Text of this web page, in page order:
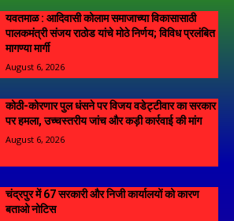
यवतमाळ : आदिवासी कोलाम समाजाच्या विकासासाठी
पालकमंत्री संजय राठोड यांचे मोठे निर्णय; विविध प्रलंबित
मागण्या मार्गी
August 6, 2026
कोठी-कोरणार पुल धंसने पर विजय वडेट्टीवार का सरकार
पर हमला, उच्चस्तरीय जांच और कड़ी कार्रवाई की मांग
August 6, 2026
चंद्रपुर में 67 सरकारी और निजी कार्यालयों को कारण
बताओ नोटिस